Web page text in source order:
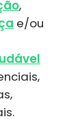
,
e/ou